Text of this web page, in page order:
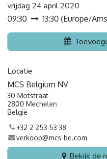
vrijdag 24 april 2020
09:30 13:30 (Europe/
Locatie
MCS Belgium NV
30 Motstraat
2800 Mechelen
België
+32 2 253 53 38
verkoop@mcs-be.com
Bekijk de